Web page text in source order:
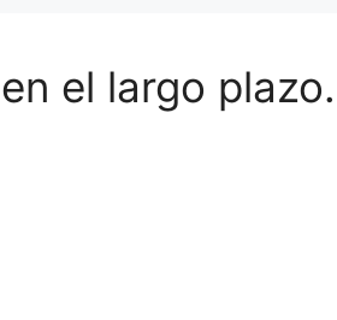
el largo plazo.